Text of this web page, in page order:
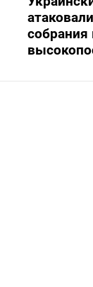
собрания